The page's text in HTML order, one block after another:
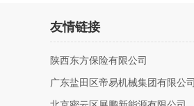
友情链接
陕西东方保险有限公司
广东盐田区帝易机械集团有限公司